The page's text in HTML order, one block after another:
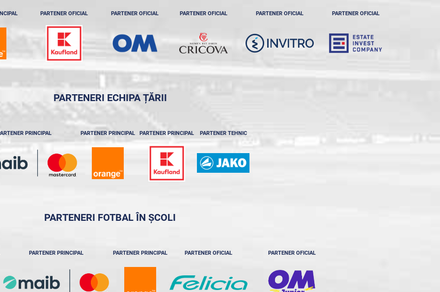
PARTENER OFICIAL PARTENER OFICIAL PARTENER OFICIAL PARTENER OFICIAL PARTENER OFICIAL
PARTENERI ECHIPA ȚĂRII
PRINCIPAL PARTENER PRINCIPAL PARTENER PRINCIPAL PARTENER TEHNIC
PARTENERI FOTBAL ÎN ȘCOLI
PARTENER PRINCIPAL PARTENER PRINCIPAL PARTENER OFICIAL PARTENER OFICIAL